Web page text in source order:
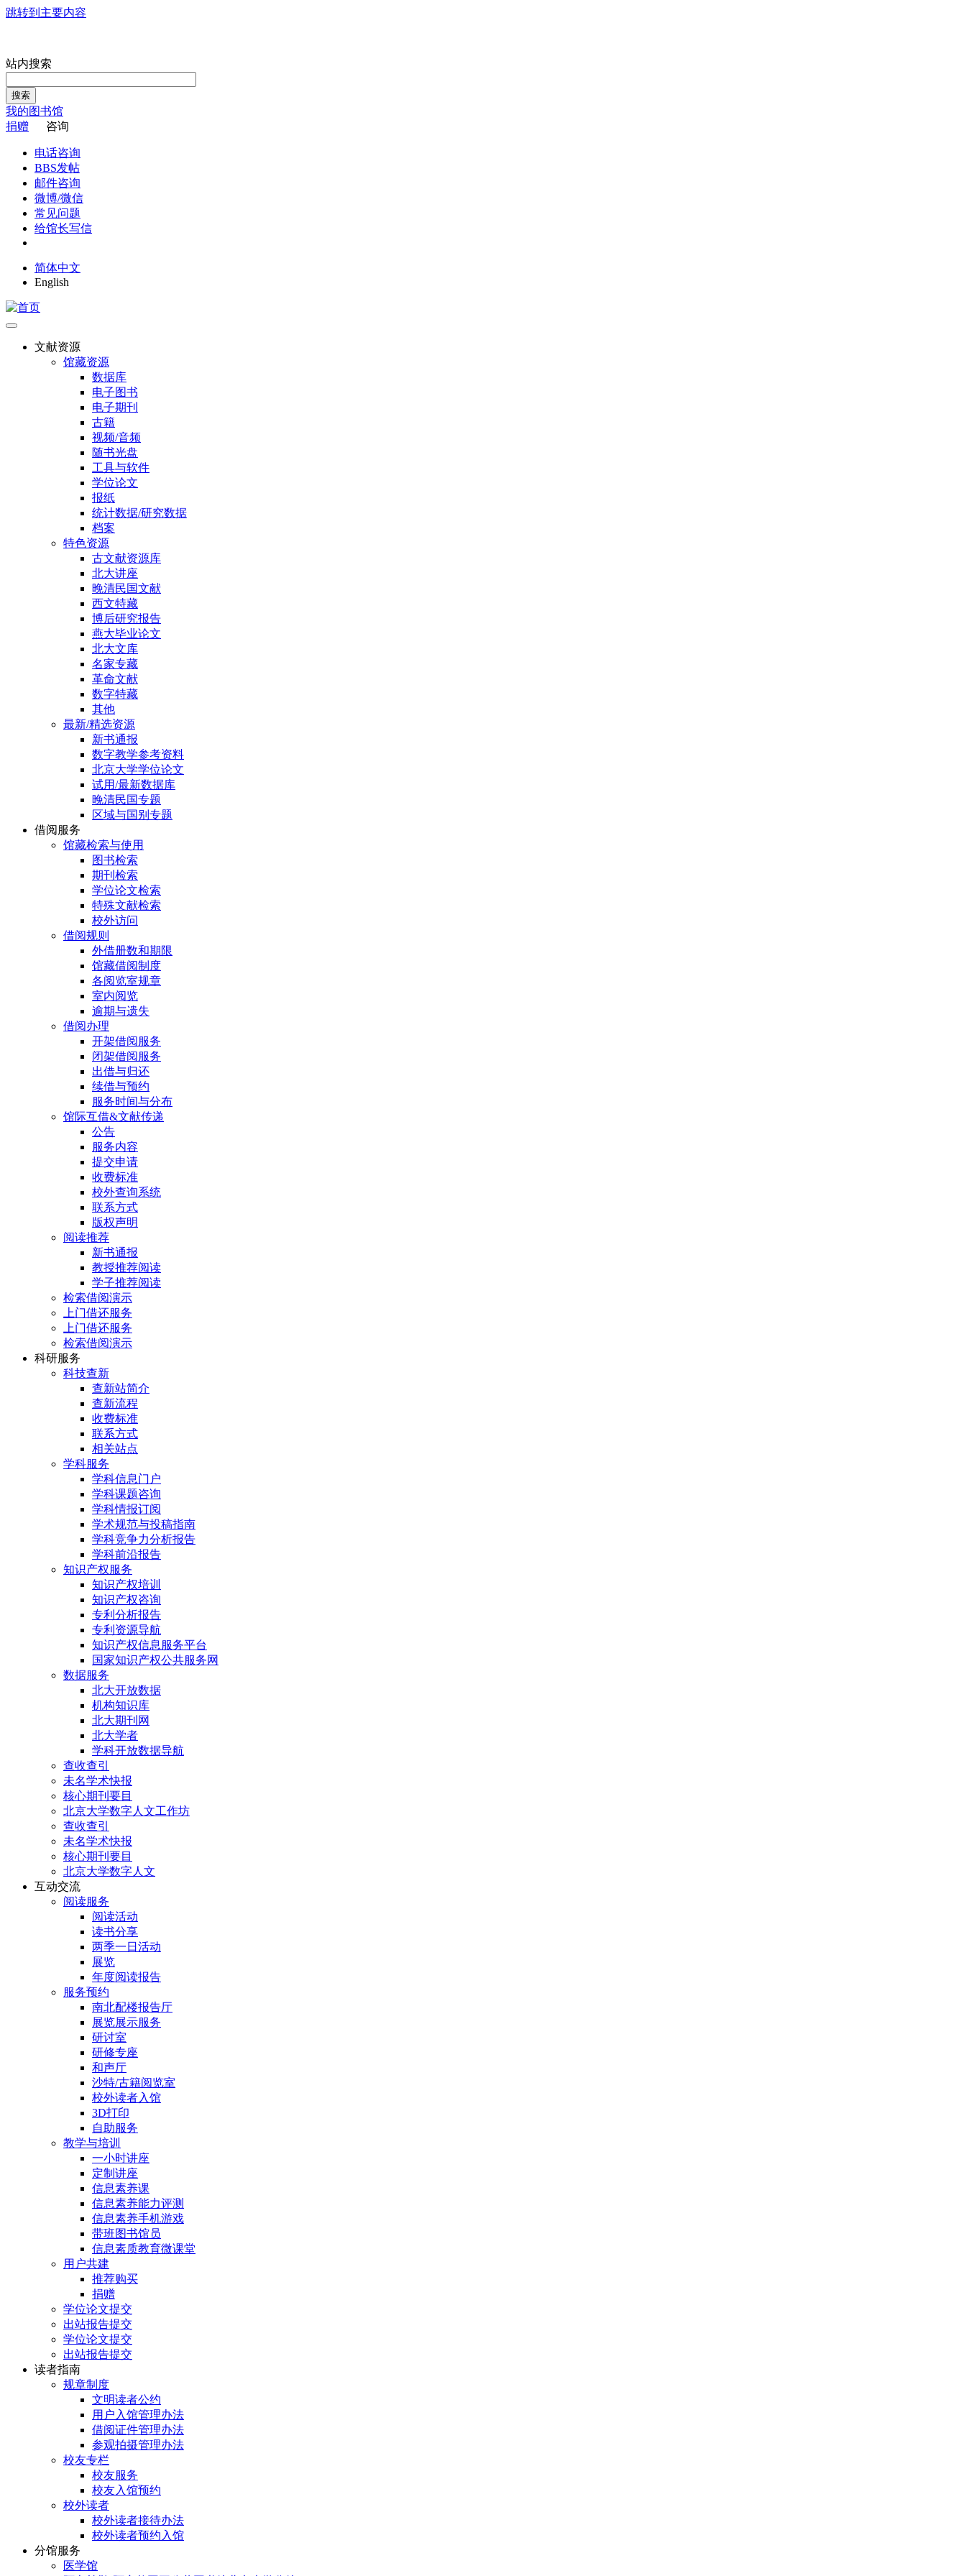
跳转到主要内容
站内搜索
搜索
我的图书馆
捐赠
咨询
电话咨询
BBS发帖
邮件咨询
微博/微信
常见问题
给馆长写信
简体中文
English
文献资源
馆藏资源
数据库
电子图书
电子期刊
古籍
视频/音频
随书光盘
工具与软件
学位论文
报纸
统计数据/研究数据
档案
特色资源
古文献资源库
北大讲座
晚清民国文献
西文特藏
博后研究报告
燕大毕业论文
北大文库
名家专藏
革命文献
数字特藏
其他
最新/精选资源
新书通报
数字教学参考资料
北京大学学位论文
试用/最新数据库
晚清民国专题
区域与国别专题
借阅服务
馆藏检索与使用
图书检索
期刊检索
学位论文检索
特殊文献检索
校外访问
借阅规则
外借册数和期限
馆藏借阅制度
各阅览室规章
室内阅览
逾期与遗失
借阅办理
开架借阅服务
闭架借阅服务
出借与归还
续借与预约
服务时间与分布
馆际互借&文献传递
公告
服务内容
提交申请
收费标准
校外查询系统
联系方式
版权声明
阅读推荐
新书通报
教授推荐阅读
学子推荐阅读
检索借阅演示
上门借还服务
上门借还服务
检索借阅演示
科研服务
科技查新
查新站简介
查新流程
收费标准
联系方式
相关站点
学科服务
学科信息门户
学科课题咨询
学科情报订阅
学术规范与投稿指南
学科竞争力分析报告
学科前沿报告
知识产权服务
知识产权培训
知识产权咨询
专利分析报告
专利资源导航
知识产权信息服务平台
国家知识产权公共服务网
数据服务
北大开放数据
机构知识库
北大期刊网
北大学者
学科开放数据导航
查收查引
未名学术快报
核心期刊要目
北京大学数字人文工作坊
查收查引
未名学术快报
核心期刊要目
北京大学数字人文
互动交流
阅读服务
阅读活动
读书分享
两季一日活动
展览
年度阅读报告
服务预约
南北配楼报告厅
展览展示服务
研讨室
研修专座
和声厅
沙特/古籍阅览室
校外读者入馆
3D打印
自助服务
教学与培训
一小时讲座
定制讲座
信息素养课
信息素养能力评测
信息素养手机游戏
带班图书馆员
信息素质教育微课堂
用户共建
推荐购买
捐赠
学位论文提交
出站报告提交
学位论文提交
出站报告提交
读者指南
规章制度
文明读者公约
用户入馆管理办法
借阅证件管理办法
参观拍摄管理办法
校友专栏
校友服务
校友入馆预约
校外读者
校外读者接待办法
校外读者预约入馆
分馆服务
医学馆